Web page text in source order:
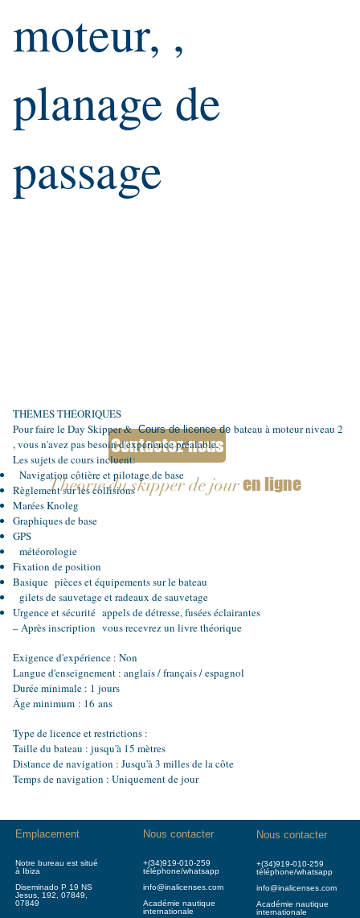
Contactez-nous
Théoriedu skipper de jouren ligne
moteur, ,
planage de
passage
THÈMES THÉORIQUES
Pour faire le Day Skipper & Cours de licence de bateau à moteur niveau 2
, vous n'avez pas besoin d'expérience préalable.
Les sujets de cours incluent:​
Navigation côtière et pilotage de base
Règlement sur les collisions
Marées Knoleg
Graphiques de base
GPS
météorologie
Fixation de position
Basique pièces et équipements sur le bateau
gilets de sauvetage et radeaux de sauvetage
Urgence et sécurité appels de détresse, fusées éclairantes
– Après inscription vous recevrez un livre théorique
Exigence d'expérience : Non
Langue d'enseignement : anglais / français / espagnol
Durée minimale : 1 jours
Âge minimum : 16 ans
Type de licence et restrictions :
Taille du bateau : jusqu'à 15 mètres
Distance de navigation : Jusqu'à 3 milles de la côte
Temps de navigation : Uniquement de jour
Nous contacter
+(34)919-010-259
téléphone/whatsapp
info@inalicenses.com
Académie nautique
internationale
Emplacement
Notre bureau est situé
à Ibiza
Diseminado P 19 NS
Jesus, 192, 07849,
07849
Nous contacter
+(34)919-010-259
téléphone/whatsapp
info@inalicenses.com
Académie nautique
internationale